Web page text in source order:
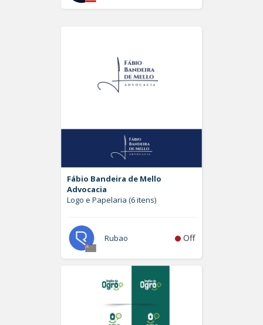
Fábio Bandeira de Mello
Advocacia
Logo e Papelaria (6 itens)
Rubao Off